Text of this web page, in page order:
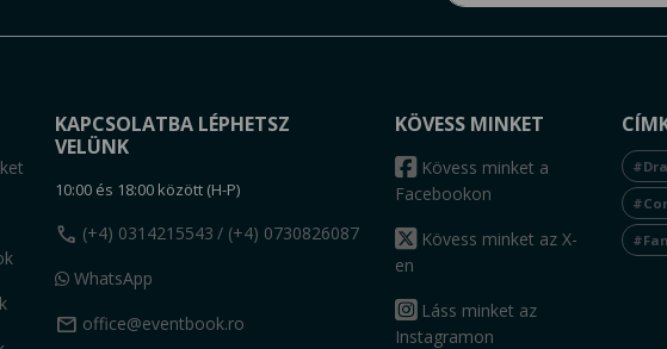
KAPCSOLATBA LÉPHETSZ
VELÜNK
10:00 és 18:00 között (H-P)
call (+4) 0314215543 / (+4) 0730826087
WhatsApp
mail office@eventbook.ro
KÖVESS MINKET
Kövess minket a
Facebookon
Kövess minket az X-
en
Láss minket az
Instagramon